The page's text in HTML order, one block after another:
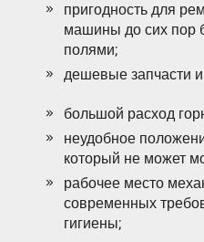
пригодность для
машины до сих пор
полями;
дешевые запчасти
большой расход
неудобное
который не может
рабочее место
современных
гигиены;